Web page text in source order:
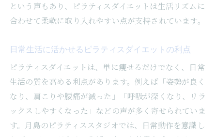
ピラティスダイエット体験者のジム比較レ
ビュー
の差
ピラティスダイエットとジム選びのポイン
ト
東京都中央区で見つけた理想的なダイエット法
東京都中央区で始めるピラティスダイエッ
トの魅力
という声もあり、ピラティスダイエットは生活リズムに
合わせて柔軟に取り入れやすい点が支持されています。
日常生活に活かせるピラティスダイエットの利点
ピラティスダイエットは、単に痩せるだけでなく、日常
生活の質を高める利点があります。例えば「姿勢が良く
なり、肩こりや腰痛が減った」「呼吸が深くなり、リラ
ックスしやすくなった」などの声が多く寄せられていま
す。月島のピラティススタジオでは、日常動作を意識し